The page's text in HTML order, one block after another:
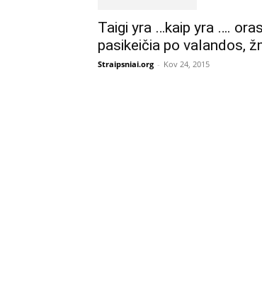
Taigi yra …kaip yra …. oras
pasikeičia po valandos,
Straipsniai.org - Kov 24, 2015